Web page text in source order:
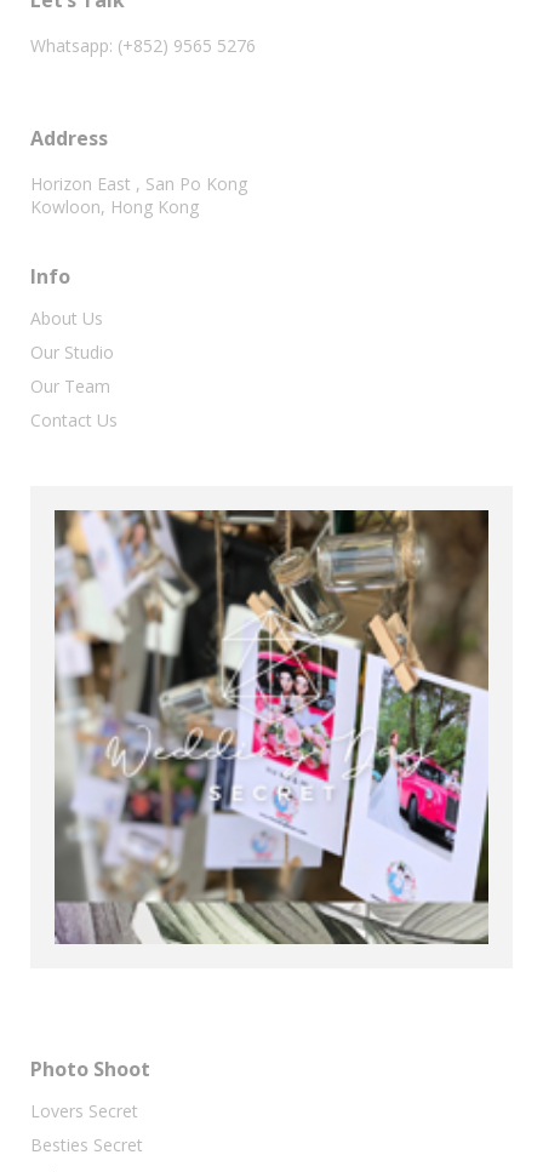
Whatsapp: (+852) 9565 5276
Address
Horizon East , San Po Kong
Kowloon, Hong Kong
Info
About Us
Our Studio
Our Team
Contact Us
Photo Shoot
Lovers Secret
Besties Secret